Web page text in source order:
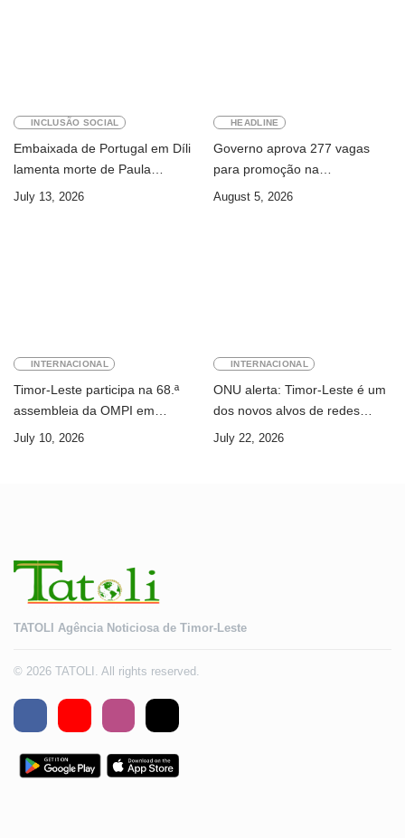
INCLUSÃO SOCIAL
Embaixada de Portugal em Díli
lamenta morte de Paula
Ferreira Pinto
July 13, 2026
HEADLINE
Governo aprova 277 vagas
para promoção na
Administração Pública
August 5, 2026
INTERNACIONAL
Timor-Leste participa na 68.ª
assembleia da OMPI em
Genebra
July 10, 2026
INTERNACIONAL
ONU alerta: Timor-Leste é um
dos novos alvos de redes
internacionais de cibercrime
July 22, 2026
TATOLI Agência Noticiosa de Timor-Leste
© 2026 TATOLI. All rights reserved.